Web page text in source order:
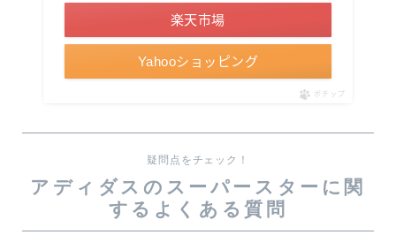
楽天市場
Yahooショッピング
ポチップ
疑問点をチェック！
アディダスのスーパースターに関
するよくある質問